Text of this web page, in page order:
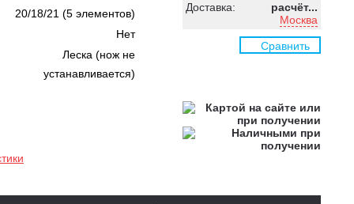
20/18/21 (5 элементов)
Нет
Леска (нож не
устанавливается)
Доставка:
расчёт...
Москва
Сравнить